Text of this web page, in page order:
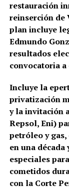
restauración
reinserción de
plan incluyel
Edmundo
resultados
convocatoria
Incluye la
privatización
y la invitación
Repsol, Eni)
petróleo y
en una década
especiales
cometidos
con la Corte